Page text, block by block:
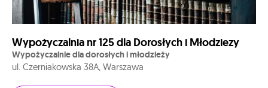
Wypożyczalnia nr 125 dla Dorosłych i Młodziezy
Wypożyczalnie dla dorosłych i młodzieży
ul. Czerniakowska 38A, Warszawa